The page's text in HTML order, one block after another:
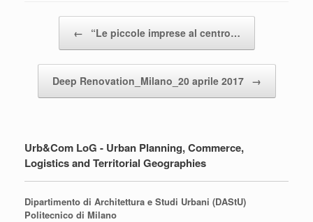
← “Le piccole imprese al centro…
Deep Renovation_Milano_20 aprile 2017 →
Urb&Com LoG - Urban Planning, Commerce,
Logistics and Territorial Geographies
Dipartimento di Architettura e Studi Urbani (DAStU)
Politecnico di Milano